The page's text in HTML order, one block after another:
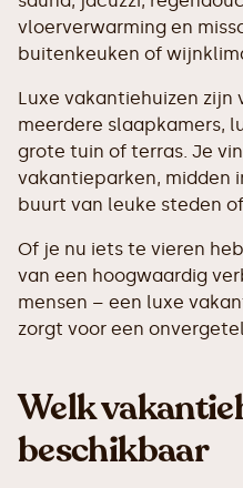
vloerverwarming en
buitenkeuken of
Luxe vakantiehuizen zijn
meerdere slaapkamers,
grote tuin of terras. Je
vakantieparken, midden
buurt van leuke steden
Of je nu iets te vieren
van een hoogwaardig
mensen – een luxe
zorgt voor een
Welk
beschikbaar